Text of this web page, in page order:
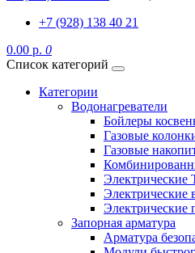
+7 (928) 138 40 21
0.00 р. 0
Список категорий
Категории
Водонагреватели
Бойлеры
Газовые
Газовые
Электрические
Электрические
Запорная арматура
Арматура